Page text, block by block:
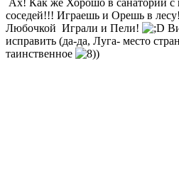
соседей!!! Играешь и Орешь в
Любочкой Играли и Пели!
исправить (да-да, Луга- место
таинственное
)